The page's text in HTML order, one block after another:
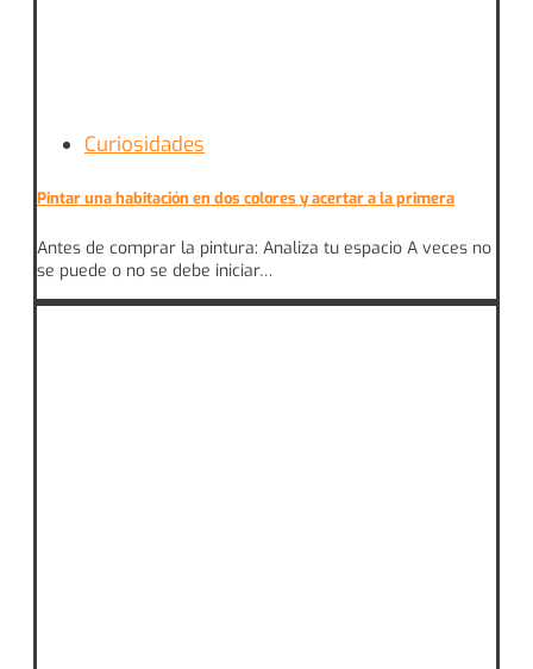
Curiosidades
Pintar una habitación en dos colores y acertar a la primera
Antes de comprar la pintura: Analiza tu espacio A veces no
se puede o no se debe iniciar…